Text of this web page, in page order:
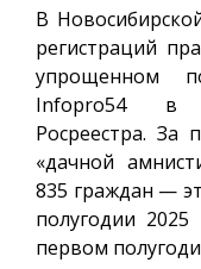
В
регистраций
упрощенном
Infopro54в
Росреестра. За
«дачной
835 граждан —
полугодии
первом